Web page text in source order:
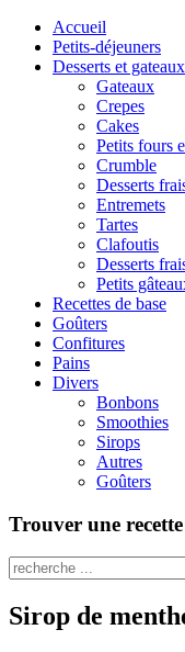
Accueil
Petits-déjeuners
Desserts et gateaux
Gateaux
Crepes
Cakes
Petits fours
Crumble
Desserts
Entremets
Tartes
Clafoutis
Desserts
Petits
Recettes de base
Goûters
Confitures
Pains
Divers
Bonbons
Smoothies
Sirops
Autres
Goûters
Trouver une
Sirop de